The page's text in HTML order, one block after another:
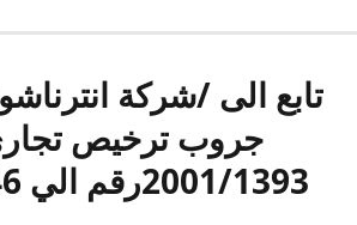
تابع الى /شركة
جروب ترخيص
2001/1393رقم الي 17439546